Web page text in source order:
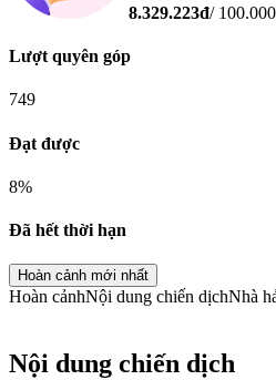
8.329.223đ/
Lượt quyên góp
749
Đạt được
8%
Đã hết thời hạn
Hoàn cảnh mới nhất
Hoàn cảnhNội dung chiến dịchNhà
Nội dung chiến dịch